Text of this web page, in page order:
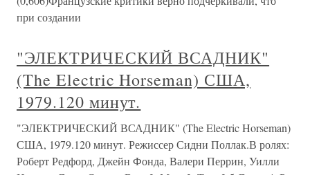
при создании
"ЭЛЕКТРИЧЕСКИЙ ВСАДНИК"
(The Electric Horseman) США,
1979.120 минут.
"ЭЛЕКТРИЧЕСКИЙ ВСАДНИК" (The Electric Horseman)
США, 1979.120 минут. Режиссер Сидни Поллак.В ролях:
Роберт Редфорд, Джейн Фонда, Валери Перрин, Уилли